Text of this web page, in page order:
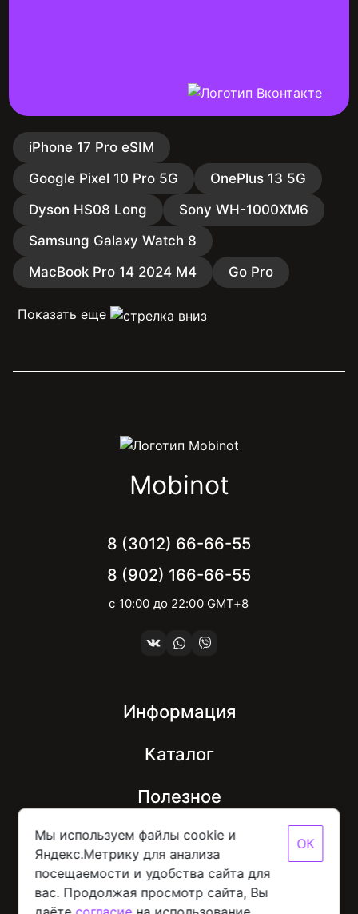
Мы используем файлы cookie и
Яндекс.Метрику для анализа
посещаемости и удобства сайта для
вас. Продолжая просмотр сайта, Вы
ОК
iPhone 17 Pro eSIM
Google Pixel 10 Pro 5G
OnePlus 13 5G
Dyson HS08 Long
Sony WH-1000XM6
Samsung Galaxy Watch 8
MacBook Pro 14 2024 M4
Go Pro
Показать еще
Mobinot
8 (3012) 66-66-55
8 (902) 166-66-55
с 10:00 до 22:00 GMT+8
Информация
Каталог
Полезное
© 2026 Mobinot — Магазин низких цен на всю
цифровую технику
Политика конфиденциальности данных